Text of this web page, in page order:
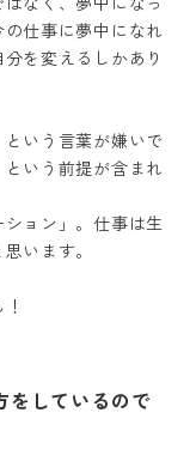
仕事に夢中になれ
を変えるしかあり
いう言葉が嫌いで
いう前提が含まれ
ョン」。仕事は生
います。
をしているので